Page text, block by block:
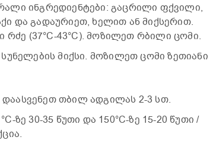
ინგრედიენტები: გაცრილი ფქვილი,
და გადაურიეთ, ხელით ან მიქსერით.
(37°C-43°C). მოზილეთ რბილი ცომი.
მიქსი. მოზილეთ ცომი ზეთიანი
თბილ ადგილას 2-3 სთ.
ზე 30-35 წუთი და 150°C-ზე 15-20 წუთი /